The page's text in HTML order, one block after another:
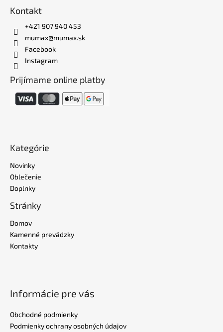
Kontakt
+421 907 940 453
mumax@mumax.sk
Facebook
Instagram
Prijímame online platby
Kategórie
Novinky
Oblečenie
Doplnky
Stránky
Domov
Kamenné prevádzky
Kontakty
Informácie pre vás
Obchodné podmienky
Podmienky ochrany osobných údajov